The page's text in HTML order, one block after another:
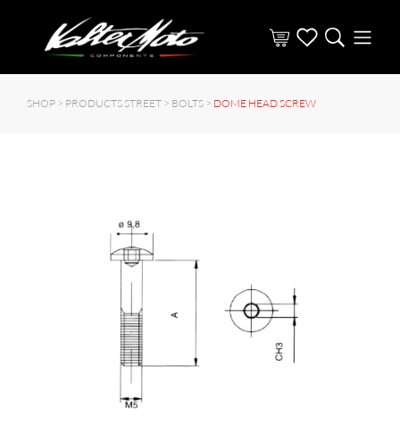
SHOP > PRODUCTS STREET > BOLTS > DOME HEAD SCREW